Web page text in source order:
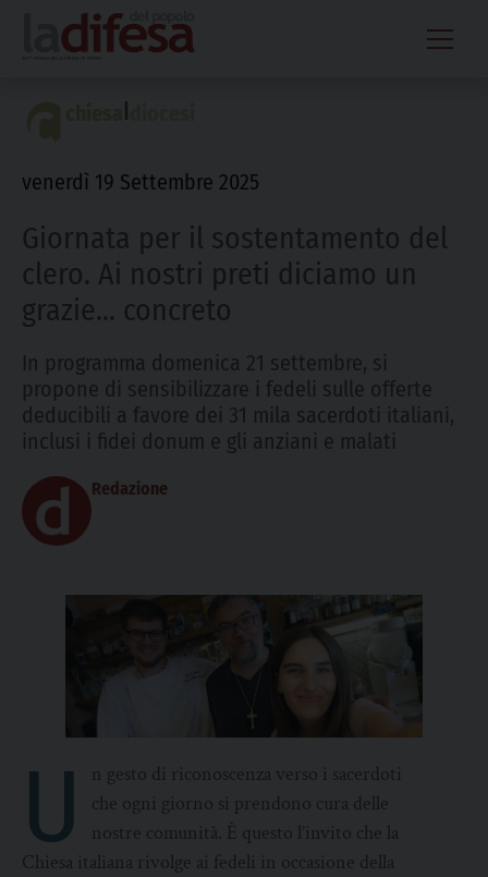
content
venerdì 19 Settembre 2025
Giornata per il sostentamento del
clero. Ai nostri preti diciamo un
grazie… concreto
In programma domenica 21 settembre, si
propone di sensibilizzare i fedeli sulle offerte
deducibili a favore dei 31 mila sacerdoti italiani,
inclusi i fidei donum e gli anziani e malati
Redazione
U
n gesto di riconoscenza verso i sacerdoti
che ogni giorno si prendono cura delle
nostre comunità. È questo l’invito che la
Chiesa italiana rivolge ai fedeli in occasione della